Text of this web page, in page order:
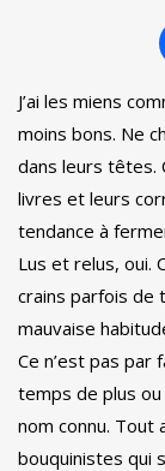
J’ai les miens
moins bons. Ne
dans leurs têtes.
livres et leurs
tendance à
Lus et relus, oui.
crains parfois de
mauvaise
Ce n’est pas par
temps de plus
nom connu. Tout
bouquinistes qui